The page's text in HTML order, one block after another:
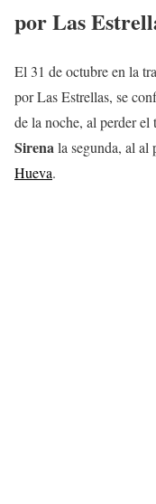
por Las
El 31 de octubre en la
por Las Estrellas, se
de la noche, al perder el
Sirenala segunda, al al
Hueva.